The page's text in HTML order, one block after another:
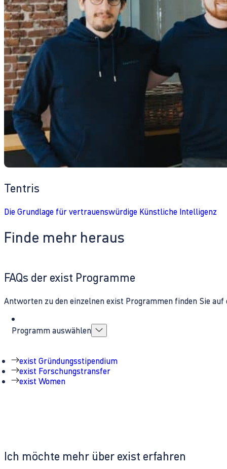
Tentris
Die Grundlage für vertrauenswürdige Künstliche Intelligenz
Finde mehr heraus
Ich möchte mehr über exist erfahren
FAQs der exist Programme
Antworten zu den einzelnen exist Programmen finden Sie
Programm auswählen
exist Gründungsstipendium
exist Forschungstransfer
exist Women